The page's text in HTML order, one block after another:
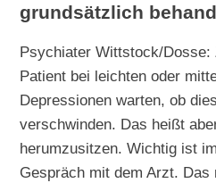
grundsätzlich
Psychiater Wittstock/Dosse:
Patient bei leichten oder
Depressionen warten, ob
verschwinden. Das heißt
herumzusitzen. Wichtig ist
Gespräch mit dem Arzt.